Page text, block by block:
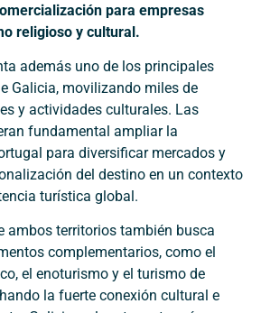
para empresas
religioso y cultural.
además uno de los principales
Galicia, movilizando miles de
y actividades culturales. Las
fundamental ampliar la
para diversificar mercados y
del destino en un contexto
turística global.
ambos territorios también busca
complementarios, como el
el enoturismo y el turismo de
la fuerte conexión cultural e